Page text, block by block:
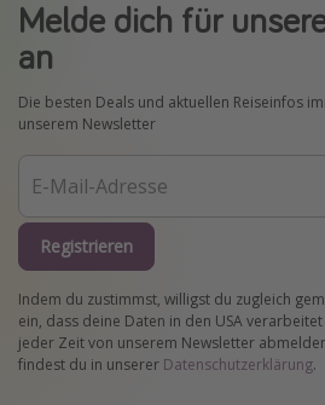
Melde dich für
an
Die besten Deals und aktuellen Reiseinfos
unserem Newsletter
Registrieren
Indem du zustimmst, willigst du zugleich
ein, dass deine Daten in den USA
jeder Zeit von unserem Newsletter
findest du in unserer Datenschutzerklärung.